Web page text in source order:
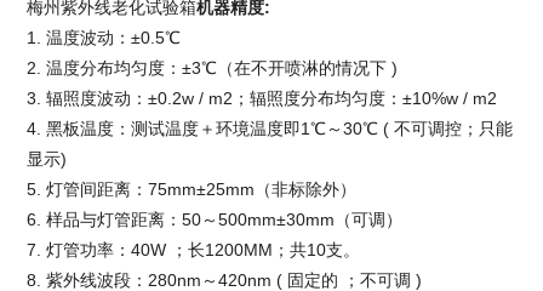
梅州紫外线老化试验箱机器精度:
1. 温度波动：±0.5℃
2. 温度分布均匀度：±3℃（在不开喷淋的情况下 )
3. 辐照度波动：±0.2w / m2；辐照度分布均匀度：±10%w / m2
4. 黑板温度：测试温度＋环境温度即1℃～30℃ ( 不可调控；只能
显示)
5. 灯管间距离：75mm±25mm（非标除外）
6. 样品与灯管距离：50～500mm±30mm（可调）
7. 灯管功率：40W ；长1200MM；共10支。
8. 紫外线波段：280nm～420nm ( 固定的 ；不可调 )